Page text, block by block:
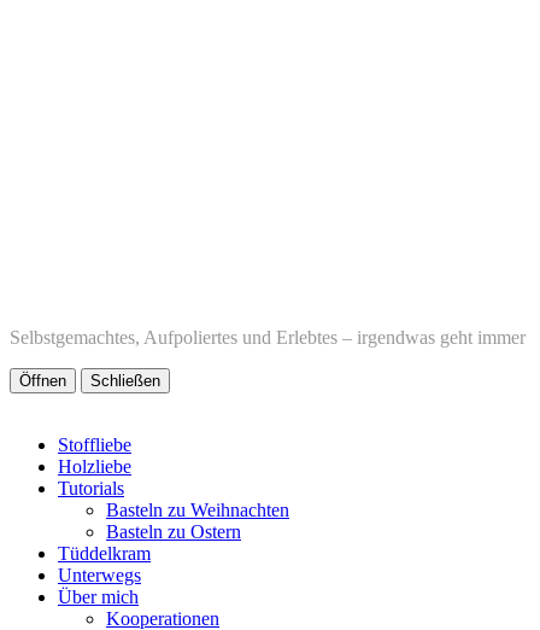
Selbstgemachtes, Aufpoliertes und Erlebtes – irgendwas geht immer
Öffnen Schließen
Stoffliebe
Holzliebe
Tutorials
Basteln zu Weihnachten
Basteln zu Ostern
Tüddelkram
Unterwegs
Über mich
Kooperationen